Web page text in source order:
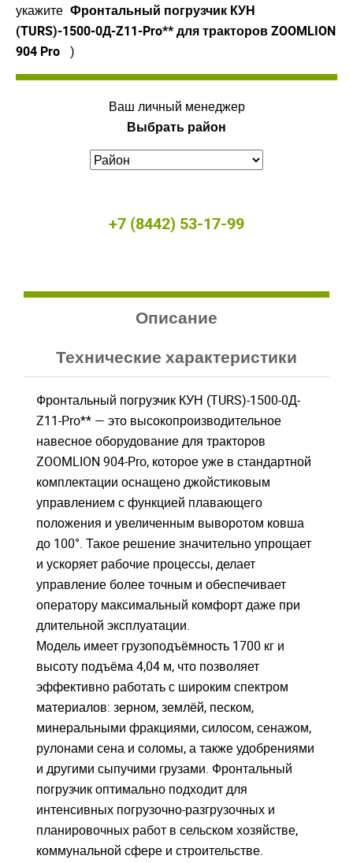
укажите Фронтальный погрузчик КУН
(TURS)-1500-0Д-Z11-Pro** для тракторов ZOOMLION
904 Pro )
Ваш личный менеджер
Выбрать район
+7 (8442) 53-17-99
Описание
Технические характеристики
Фронтальный погрузчик КУН (TURS)-1500-0Д-
Z11-Pro** — это высокопроизводительное
навесное оборудование для тракторов
ZOOMLION 904-Pro, которое уже в стандартной
комплектации оснащено джойстиковым
управлением с функцией плавающего
положения и увеличенным выворотом ковша
до 100°. Такое решение значительно упрощает
и ускоряет рабочие процессы, делает
управление более точным и обеспечивает
оператору максимальный комфорт даже при
длительной эксплуатации.
Модель имеет грузоподъёмность 1700 кг и
высоту подъёма 4,04 м, что позволяет
эффективно работать с широким спектром
материалов: зерном, землёй, песком,
минеральными фракциями, силосом, сенажом,
рулонами сена и соломы, а также удобрениями
и другими сыпучими грузами. Фронтальный
погрузчик оптимально подходит для
интенсивных погрузочно-разгрузочных и
планировочных работ в сельском хозяйстве,
коммунальной сфере и строительстве.
Закрыть окно
Войдите
Для входа на сайт, введите ваш логин и пароль
Забыли пароль?
ВОЙТИ
С возвращением!
Авторизуйтесь на сайте
введите свой логин и пароль
ВОЙТИ
Закрыть окно
Войдите
Для входа на сайт, введите ваш логин и пароль
Забыли пароль?
ВОЙТИ
С возвращением!
Авторизуйтесь на сайте
введите свой логин и пароль
ВОЙТИ